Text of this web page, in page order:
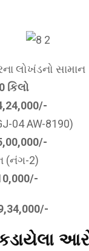
લોખંડનો સામાન
કિલો
04 AW-8190)
(નંગ-2)